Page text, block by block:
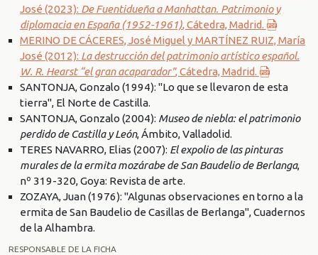
José (2023): De Fuentidueña a Manhattan. Patrimonio y
diplomacia en España (1952-1961), Cátedra, Madrid.
MERINO DE CÁCERES, José Miguel y MARTÍNEZ RUIZ, María
José (2012): La destrucción del patrimonio artístico español.
W. R. Hearst “el gran acaparador", Cátedra, Madrid.
SANTONJA, Gonzalo (1994): "Lo que se llevaron de esta
tierra", El Norte de Castilla.
SANTONJA, Gonzalo (2004): Museo de niebla: el patrimonio
perdido de Castilla y León, Ámbito, Valladolid.
TERES NAVARRO, Elias (2007): El expolio de las pinturas
murales de la ermita mozárabe de San Baudelio de Berlanga,
nº 319-320, Goya: Revista de arte.
ZOZAYA, Juan (1976): "Algunas observaciones en torno a la
ermita de San Baudelio de Casillas de Berlanga", Cuadernos
de la Alhambra.
RESPONSABLE DE LA FICHA